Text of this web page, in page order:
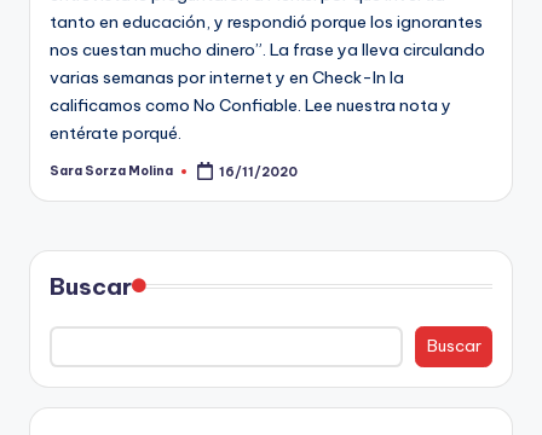
h
e
c
ki
n
tanto en educación, y respondió porque los ignorantes
nos cuestan mucho dinero”. La frase ya lleva circulando
varias semanas por internet y en Check-In la
calificamos como No Confiable. Lee nuestra nota y
entérate porqué.
Publicado
Sara Sorza Molina 16/11/2020
Buscar
Buscar